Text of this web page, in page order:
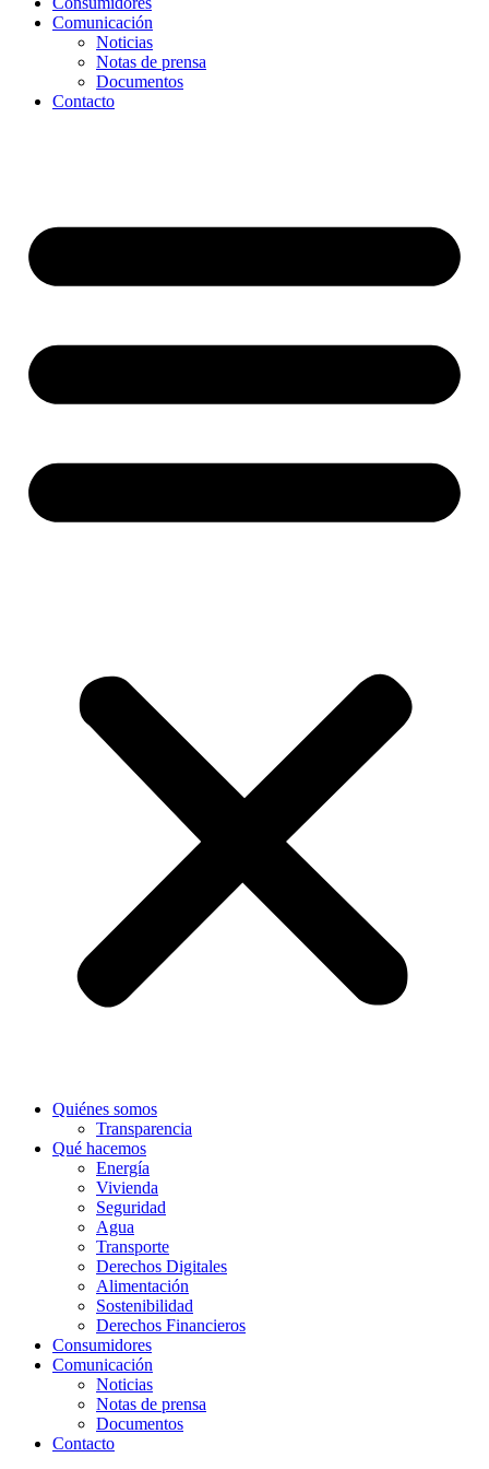
Comunicación
Noticias
Notas de prensa
Documentos
Contacto
Quiénes somos
Transparencia
Qué hacemos
Energía
Vivienda
Seguridad
Agua
Transporte
Derechos Digitales
Alimentación
Sostenibilidad
Derechos Financieros
Consumidores
Comunicación
Noticias
Notas de prensa
Documentos
Contacto